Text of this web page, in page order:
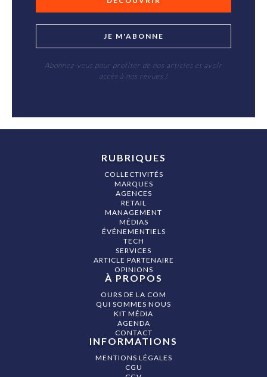
JE M'ABONNE
Abonnez-vous pour profiter de nos articles et avoir
accès à nos revues !
RUBRIQUES
COLLECTIVITÉS
MARQUES
AGENCES
RETAIL
MANAGEMENT
MÉDIAS
ÉVÉNEMENTIELS
TECH
SERVICES
ARTICLE PARTENAIRE
OPINIONS
À PROPOS
OURS DE LA COM
QUI SOMMES NOUS
KIT MÉDIA
AGENDA
CONTACT
INFORMATIONS
MENTIONS LÉGALES
CGU